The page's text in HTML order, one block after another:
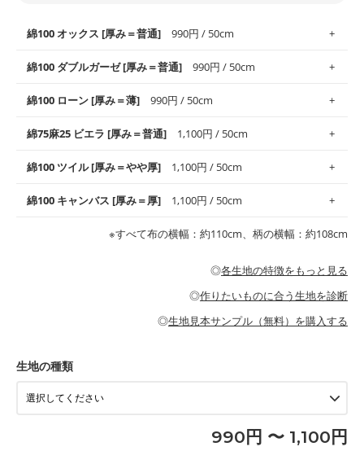
綿100 オックス [厚み＝普通] 990円 / 50cm
使いやすさNo.1！しなやかさと適度な張りを併せ持ち、通気性の
高さがオックス生地の特徴です。当サイトのオックス生地は、
般にお使いいただけます。
※レッスンバッグ、上履き袋などの通園通学グッズにはツイル生
・布団カバーなどの寝具、カーテン
綿100 ダブルガーゼ [厚み＝普通] 990円 / 50cm
柔らかくふんわりとした肌触りが特徴です。ベビー用品やハンカ
チなど直接肌に触れるアイテムに最適です。高い吸湿性・通気性
す。
・スタイ、おくるみなどのベビーグッズ
・ブラウス、チュニック、ワンピースなどの洋服
・パジャマなどの寝具
綿100 ローン [厚み＝薄] 990円 / 50cm
上質で薄手の平織りの生地です。軽やかさとなめらかな手触りの
良さが魅力。透け感があるので、涼しげなトップスなどに最適で
・ブラウス、シャツ、チュニックなどのトップス
綿75麻25 ビエラ [厚み＝普通] 1,100円 / 50cm
コットン75％リネン25％の当店のビエラ生地は、オックス生地よ
りもふんわりとした柔らかい質感と適度な落ち感を感じられるの
綿100 ツイル [厚み＝やや厚] 1,100円 / 50cm
綾織りの生地です。しっかりとした張りと厚みがありながらも柔
らかいのが特徴です。生地の厚みは中厚手です。1枚でも透け感
・カーテン、エプロン、テーブルクロスなどの暮らしのアイテム
・パンツ、タックスカートなどのボトムス
もっと詳しく見る
綿100 キャンバス [厚み＝厚] 1,100円 / 50cm
耐久性があります。トートバッグ・ポーチ・ペンケースなどの布
小物、インテリア用品に向いています。
・工作用エプロン
もっと詳しく見る
※すべて布の横幅：約110cm、柄の横幅：約108cm
◎各生地の特徴をもっと見る
◎作りたいものに合う生地を診断
◎生地見本サンプル（無料）を購入する
生地の種類
990円 〜 1,100円